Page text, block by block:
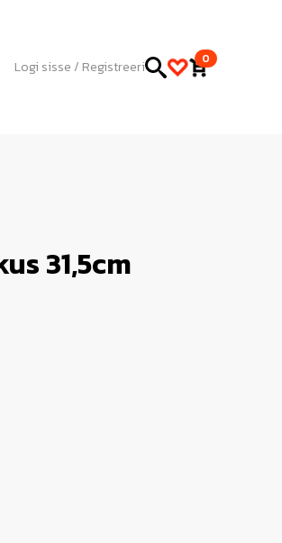
Logi sisse / Registreeri 0
31,5cm